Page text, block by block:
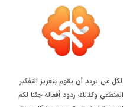
لكل من يريد أن يقوم بتعزيز التفكير
المنطقي وكذلك ردود أفعاله جئنا لكم